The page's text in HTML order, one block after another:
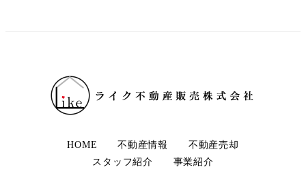
HOME 不動産情報
不動産売却
スタッフ紹介
事業紹介